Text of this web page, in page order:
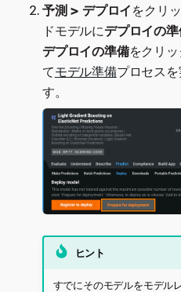
予測 > デプロイ をクリ
ドモデルにデプロイの
デプロイの準備をクリ
てモデル準備プロセス
す。
ヒント
すでにそのモデルをモデル